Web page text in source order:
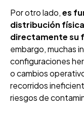
Por otro lado,es
distribución
directamente su
embargo, muchas
configuraciones
o cambios
recorridos
riesgos de